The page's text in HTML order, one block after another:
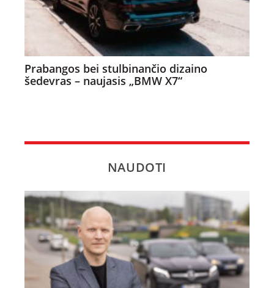
Prabangos bei stulbinančio dizaino
šedevras – naujasis „BMW X7“
NAUDOTI